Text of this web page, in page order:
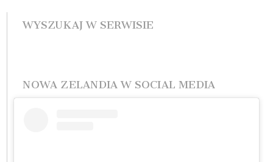
WYSZUKAJ W SERWISIE
NOWA ZELANDIA W SOCIAL MEDIA